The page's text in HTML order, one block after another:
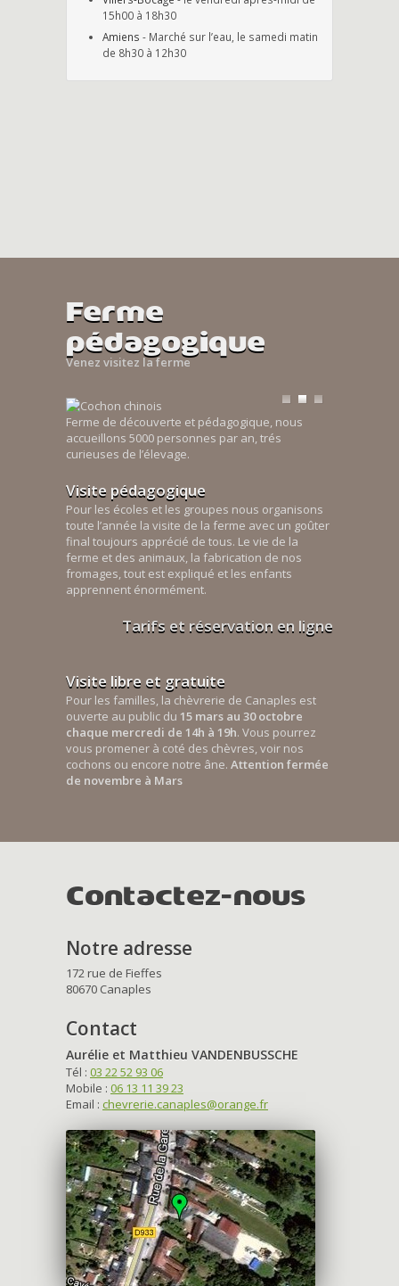
15h00 à 18h30
Amiens - Marché sur l’eau, le samedi matin
de 8h30 à 12h30
Ferme
pédagogique
Venez visitez la ferme
Ferme de découverte et pédagogique, nous
accueillons 5000 personnes par an, trés
curieuses de l’élevage.
Visite pédagogique
Pour les écoles et les groupes nous organisons
toute l’année la visite de la ferme avec un goûter
final toujours apprécié de tous. Le vie de la
ferme et des animaux, la fabrication de nos
fromages, tout est expliqué et les enfants
apprennent énormément.
Tarifs et réservation en ligne
Visite libre et gratuite
Pour les familles, la chèvrerie de Canaples est
ouverte au public du 15 mars au 30 octobre
chaque mercredi de 14h à 19h. Vous pourrez
vous promener à coté des chèvres, voir nos
cochons ou encore notre âne. Attention fermée
de novembre à Mars
Contactez-nous
Notre adresse
172 rue de Fieffes
80670 Canaples
Contact
Aurélie et Matthieu VANDENBUSSCHE
Tél : 03 22 52 93 06
Mobile : 06 13 11 39 23
Email : chevrerie.canaples@orange.fr